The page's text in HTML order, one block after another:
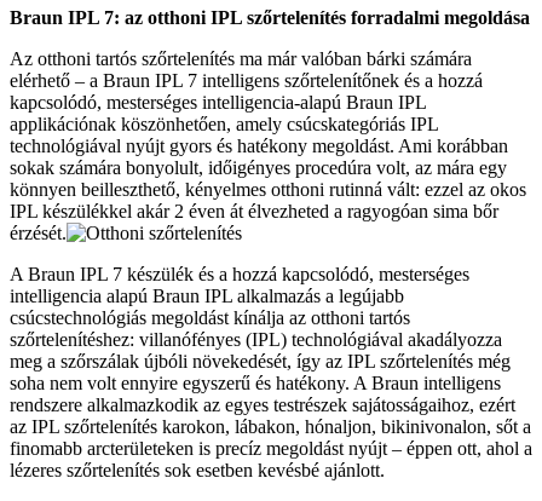
Braun IPL 7: az otthoni IPL szőrtelenítés forradalmi megoldása
Az otthoni tartós szőrtelenítés ma már valóban bárki számára
elérhető – a Braun IPL 7 intelligens szőrtelenítőnek és a hozzá
kapcsolódó, mesterséges intelligencia-alapú Braun IPL
applikációnak köszönhetően, amely csúcskategóriás IPL
technológiával nyújt gyors és hatékony megoldást. Ami korábban
sokak számára bonyolult, időigényes procedúra volt, az mára egy
könnyen beilleszthető, kényelmes otthoni rutinná vált: ezzel az okos
IPL készülékkel akár 2 éven át élvezheted a ragyogóan sima bőr
érzését.
A Braun IPL 7 készülék és a hozzá kapcsolódó, mesterséges
intelligencia alapú Braun IPL alkalmazás a legújabb
csúcstechnológiás megoldást kínálja az otthoni tartós
szőrtelenítéshez: villanófényes (IPL) technológiával akadályozza
meg a szőrszálak újbóli növekedését, így az IPL szőrtelenítés még
soha nem volt ennyire egyszerű és hatékony. A Braun intelligens
rendszere alkalmazkodik az egyes testrészek sajátosságaihoz, ezért
az IPL szőrtelenítés karokon, lábakon, hónaljon, bikinivonalon, sőt a
finomabb arcterületeken is precíz megoldást nyújt – éppen ott, ahol a
lézeres szőrtelenítés sok esetben kevésbé ajánlott.